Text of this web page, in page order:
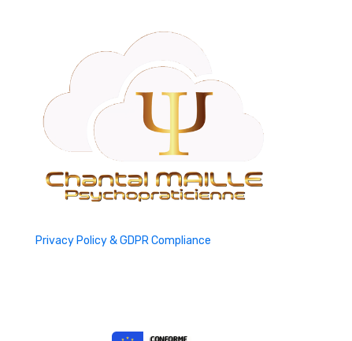
Privacy Policy & GDPR Compliance